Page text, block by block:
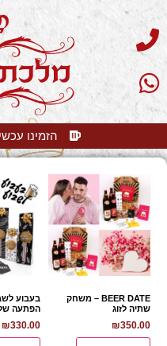
הזמינו
BEER DATE – משחק
שתיה לזוג
₪350.00
בעבוע
הפתעה של
₪330.00